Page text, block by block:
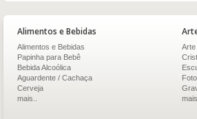
Alimentos e Bebidas
Alimentos e Bebidas
Papinha para Bebê
Bebida Alcoólica
Aguardente / Cachaça
Cerveja
mais..
Arte
mais..